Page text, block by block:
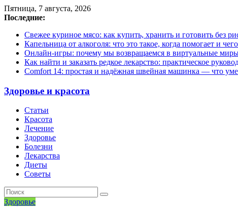
Пятница, 7 августа, 2026
Последние:
Свежее куриное мясо: как купить, хранить и готовить без
Капельница от алкоголя: что это такое, когда помогает и
Онлайн-игры: почему мы возвращаемся в виртуальные
Как найти и заказать редкое лекарство: практическое
Comfort 14: простая и надёжная швейная машинка — что
Здоровье и красота
Статьи
Красота
Лечение
Здоровье
Болезни
Лекарства
Диеты
Советы
Здоровье